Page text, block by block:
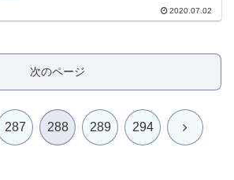
2020.07.02
次のページ
287 288 289 294 次